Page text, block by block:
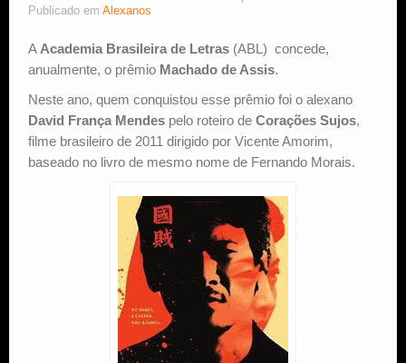
Publicado em Alexanos
A Academia Brasileira de Letras (ABL) concede,
anualmente, o prêmio Machado de Assis.
Neste ano, quem conquistou esse prêmio foi o alexano
David França Mendes pelo roteiro de Corações Sujos,
filme brasileiro de 2011 dirigido por Vicente Amorim,
baseado no livro de mesmo nome de Fernando Morais.